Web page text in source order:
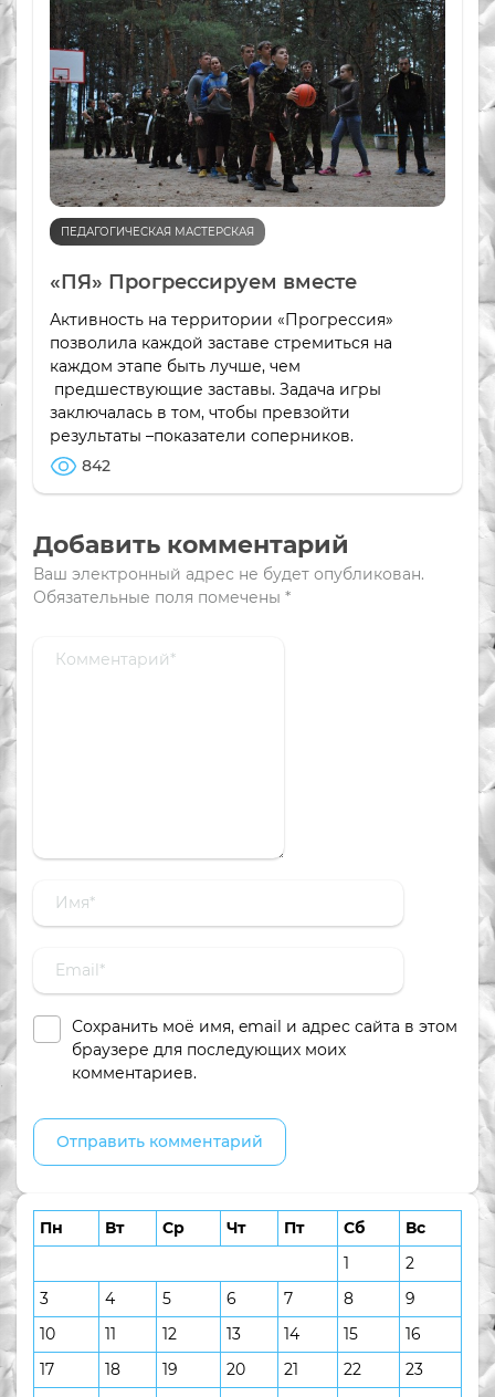
ПЕДАГОГИЧЕСКАЯ МАСТЕРСКАЯ
«ПЯ» Прогрессируем вместе
Активность на территории «Прогрессия»
позволила каждой заставе стремиться на
каждом этапе быть лучше, чем
предшествующие заставы. Задача игры
заключалась в том, чтобы превзойти
результаты –показатели соперников.
842
Добавить комментарий
Ваш электронный адрес не будет опубликован.
Обязательные поля помечены *
Сохранить моё имя, email и адрес сайта в этом
браузере для последующих моих
комментариев.
Пн Вт Ср Чт Пт Сб
Вс
1
2
3
4 5 6 7 8
9
10
11 12 13 14 15
16
17
18 19 20 21 22
23